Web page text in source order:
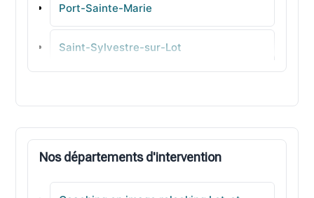
Port-Sainte-Marie
Saint-Sylvestre-sur-Lot
Gontaud-de-Nogaret
Colayrac-Saint-Cirq
Nos départements d'intervention